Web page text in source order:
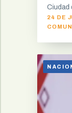
Ciudad
24 DE